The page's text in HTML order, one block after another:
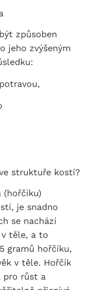
způsoben
jeho zvýšeným
struktuře kostí?
(hořčíku)
je snadno
se nachází
těle, a to
gramů hořčíku,
v těle. Hořčík
pro růst a